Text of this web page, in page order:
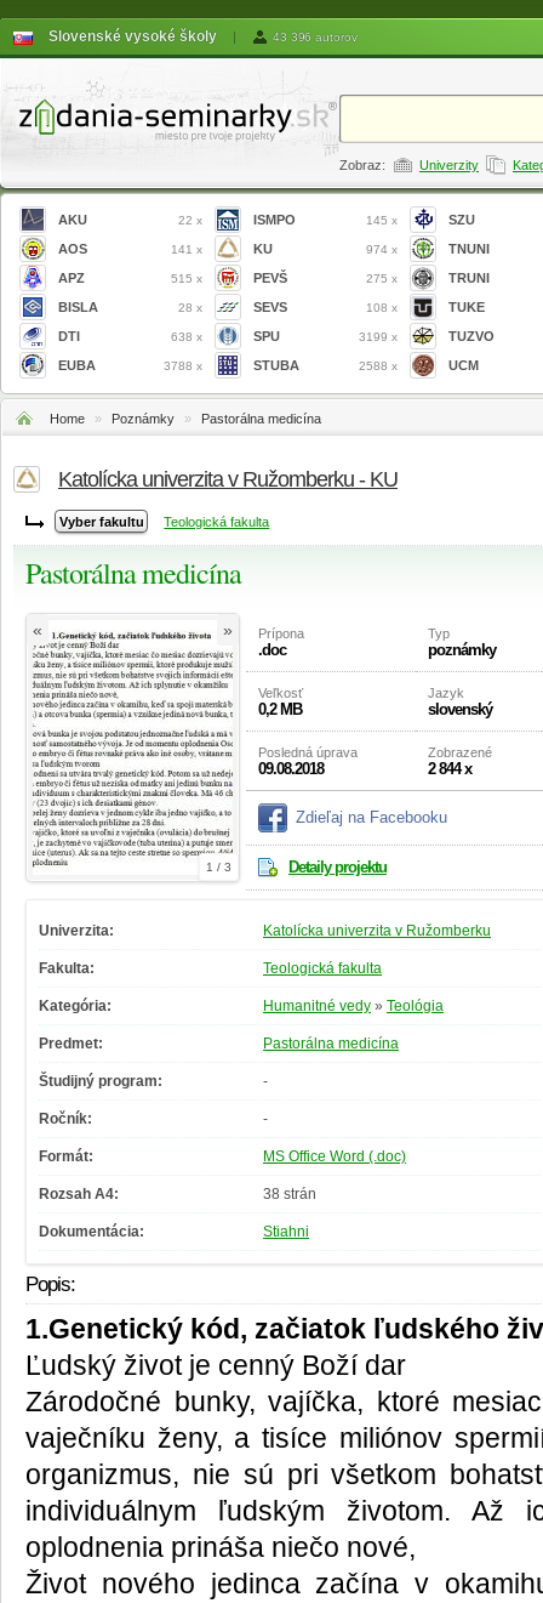
Slovenské vysoké školy | 43 396 autorov
Zobraz: Univerzity
AKU 22 x
AOS 141 x
APZ 515 x
BISLA 28 x
DTI 638 x
EUBA 3788 x
ISMPO 145 x
KU 974 x
PEVŠ 275 x
SEVS 108 x
SPU 3199 x
STUBA 2588 x
SZU
TNUNI
TRUNI
TUKE
TUZVO
UCM
Home » Poznámky » Pastorálna medicína
Katolícka univerzita v Ružomberku - KU
Teologická fakulta
Pastorálna medicína
1 / 3
« » Prípona
.doc
Typ
poznámky
Veľkosť
0,2 MB
Jazyk
slovenský
Posledná úprava
09.08.2018
Zobrazené
2 844 x
Zdieľaj na Facebooku
Detaily projektu
Univerzita: Katolícka univerzita v Ružomberku
Fakulta: Teologická fakulta
Kategória: Humanitné vedy » Teológia
Predmet: Pastorálna medicína
Študijný program: -
Ročník: -
Formát: MS Office Word (.doc)
Rozsah A4: 38 strán
Dokumentácia: Stiahni
Popis:
1.Genetický kód, začiatok ľudského
Ľudský život je cenný Boží dar
Zárodočné bunky, vajíčka, ktoré
vaječníku ženy, a tisíce miliónov
organizmus, nie sú pri všetkom
individuálnym ľudským životom. Až
oplodnenia prináša niečo nové,
Život nového jedinca začína v